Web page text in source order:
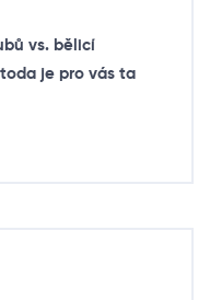
vs. bělicí
je pro vás ta